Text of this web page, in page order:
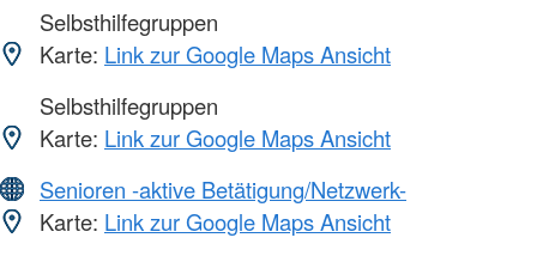
Selbsthilfegruppen
Karte: Link zur Google Maps Ansicht
Selbsthilfegruppen
Karte: Link zur Google Maps Ansicht
Senioren -aktive Betätigung/Netzwerk-
Karte: Link zur Google Maps Ansicht